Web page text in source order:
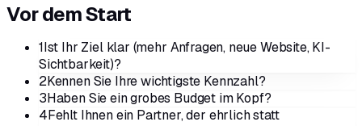
Vor dem Start
1Ist Ihr Ziel klar (mehr Anfragen, neue Website, KI-
Sichtbarkeit)?
2Kennen Sie Ihre wichtigste Kennzahl?
3Haben Sie ein grobes Budget im Kopf?
4Fehlt Ihnen ein Partner, der ehrlich statt